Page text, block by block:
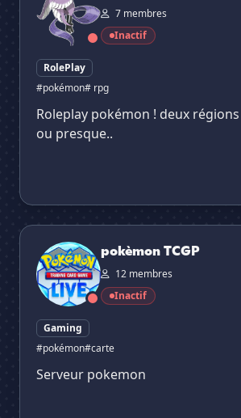
7 membres
Inactif
RolePlay
#pokémon# rpg
Roleplay pokémon ! deux
ou presque..
pokèmon TCGP
pokèmon TCGP
12 membres
Inactif
Gaming
#pokémon#carte
Serveur pokemon